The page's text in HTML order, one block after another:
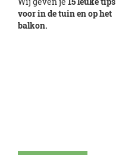
voor in de tuin en op het
balkon.